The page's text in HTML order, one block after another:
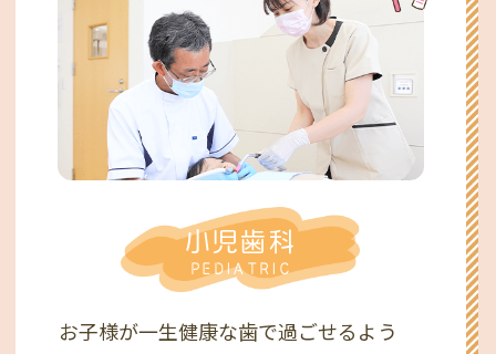
小児歯科
PEDIATRIC
お子様が一生健康な歯で過ごせるよう